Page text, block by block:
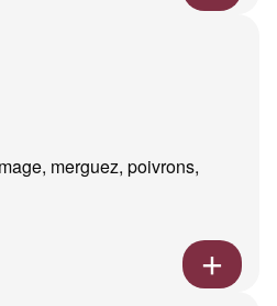
merguez, poivrons,